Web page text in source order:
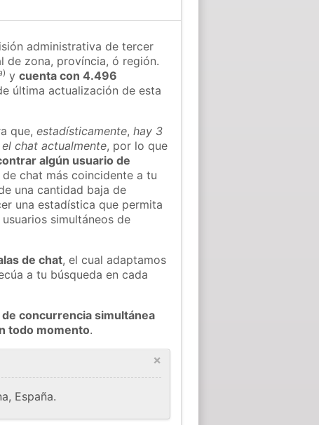
administrativa de tercer
de zona, província, ó región.
) ycuenta con 4.496
última actualización de esta
que,estadísticamente,hay 3
chat actualmente, por lo que
algún usuario de
chat más coincidente a tu
una cantidad baja de
una estadística que permita
simultáneos de
de chat, el cual adaptamos
a tu búsqueda en cada
concurrencia simultánea
todo momento.
×
España.